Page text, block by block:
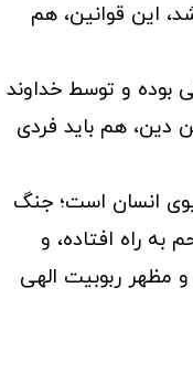
این قوانین، هم
بوده و توسط خداوند
دین، هم باید فردی
انسان است؛ جنگ
به راه افتاده، و
مظهر ربوبیت الهی